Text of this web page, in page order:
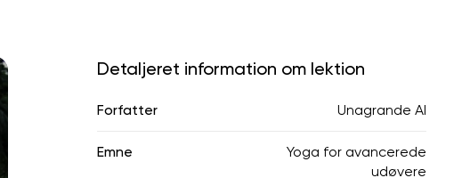
Detaljeret information om lektion
Forfatter Unagrande AI
Emne
Yoga for avancerede
udøvere